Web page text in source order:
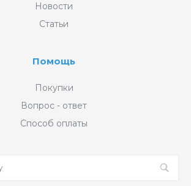
Новости
Статьи
Помощь
Покупки
Вопрос - ответ
Способ оплаты